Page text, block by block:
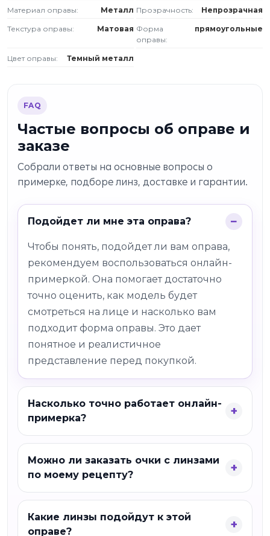
Материал оправы: Металл Прозрачность: Непрозрачная
Текстура оправы: Матовая Форма
оправы:
прямоугольные
Цвет оправы: Темный металл
FAQ
Частые вопросы об оправе и
заказе
Собрали ответы на основные вопросы о
примерке, подборе линз, доставке и гарантии.
Подойдет ли мне эта оправа?
Чтобы понять, подойдет ли вам оправа,
рекомендуем воспользоваться онлайн-
примеркой. Она помогает достаточно
точно оценить, как модель будет
смотреться на лице и насколько вам
подходит форма оправы. Это дает
понятное и реалистичное
представление перед покупкой.
Насколько точно работает онлайн-
примерка?
Можно ли заказать очки с линзами
по моему рецепту?
Какие линзы подойдут к этой
оправе?